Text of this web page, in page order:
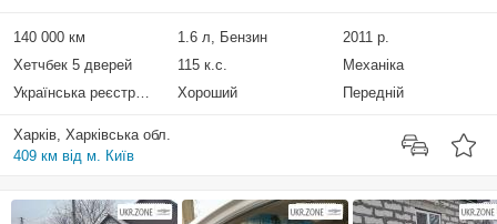
140 000 км 1.6 л, Бензин
2011 р.
Хетчбек 5 дверей
115 к.с.
Механіка
Українська реєстрація
Хороший Передній
Харків, Харківська обл.
409 км від м. Київ